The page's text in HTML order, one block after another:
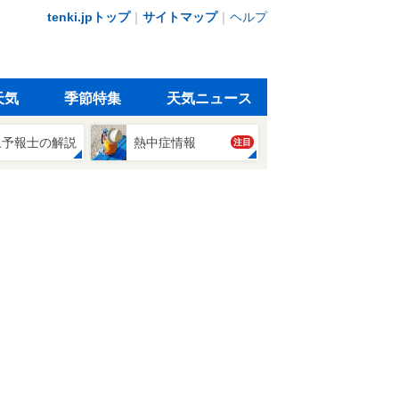
tenki.jpトップ｜ サイトマップ｜ ヘルプ
気 季節特集 天気ニュース
報士の解説 熱中症情報 注目